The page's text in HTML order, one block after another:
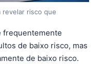
revelar risco que
frequentemente
de baixo risco, mas
de baixo risco.